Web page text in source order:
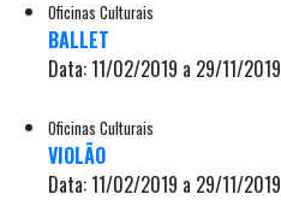
Oficinas Culturais
BALLET
Data: 11/02/2019 a 29/11/2019
Oficinas Culturais
VIOLÃO
Data: 11/02/2019 a 29/11/2019